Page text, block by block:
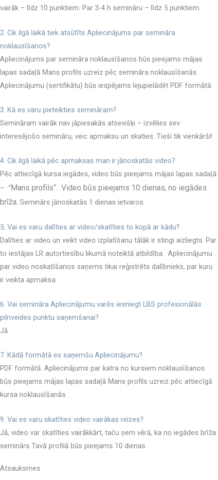
vairāk – līdz 10 punktiem. Par 3-4 h semināru – līdz 5 punktiem.
2. Cik ilgā laikā tiek atsūtīts Apliecinājums par semināra
noklausīšanos?
Apliecinājums par semināra noklausīšanos būs pieejams mājas
lapas sadaļā Mans profils uzreiz pēc semināra noklausīšanās.
Apliecinājumu (sertifikātu) būs iespējams lejupielādēt PDF formātā
3. Kā es varu pieteikties semināram?
Semināram vairāk nav jāpiesakās atsevišķi – izvēlies sev
interesējošo semināru, veic apmaksu un skaties. Tieši tik vienkārši!
4. Cik ilgā laikā pēc apmaksas man ir jānoskatās video?
Pēc attiecīgā kursa iegādes, video būs pieejams mājas lapas sadaļā
– “Mans profils“. Video būs pieejams 10 dienas, no iegādes
brīža. Seminārs jānoskatās 1 dienas ietvaros.
5. Vai es varu dalīties ar video/skatīties to kopā ar kādu?
Dalīties ar video un veikt video izplatīšanu tālāk ir stingi aizliegts. Par
to iestājas LR autortiesību likumā noteiktā atbildība. Apliecinājumu
par video noskatīšanos saņems tikai reģistrēts dalībnieks, par kuru
ir veikta apmaksa.
6. Vai semināra Apliecinājumu varēs iesniegt LBS profesionālās
pilnveides punktu saņemšanai?
Jā.
7. Kādā formātā es saņemšu Apliecinājumu?
PDF formātā. Apliecinājums par katra no kursiem noklausīšanos
būs pieejams mājas lapas sadaļā Mans profils uzreiz pēc attiecīgā
kursa noklausīšanās.
9. Vai es varu skatīties video vairākas reizes?
Jā, video var skatīties vairākkārt, taču ņem vērā, ka no iegādes brīža
seminārs Tavā profilā būs pieejams 10 dienas.
Atsauksmes